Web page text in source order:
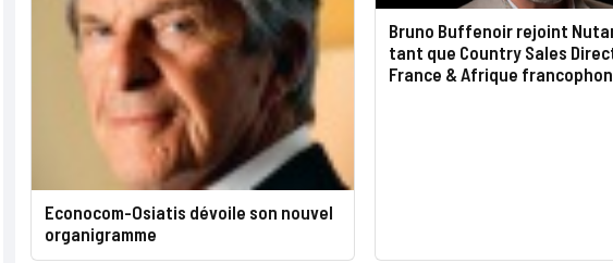
Econocom-Osiatis dévoile son nouvel
organigramme
Bruno Buffenoir rejoint
tant que Country Sales
France & Afrique